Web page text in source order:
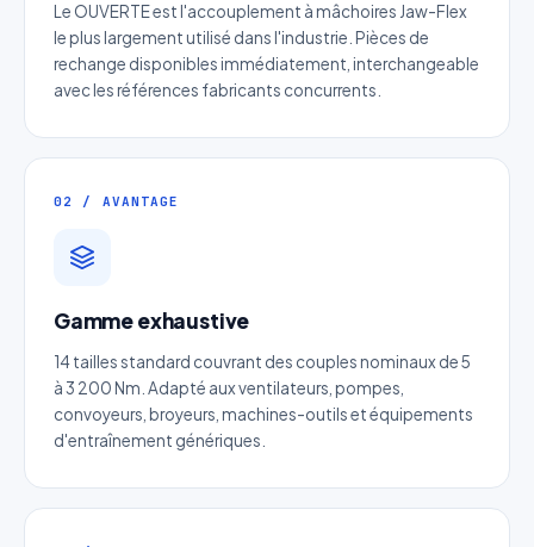
Le OUVERTE est l'accouplement à mâchoires Jaw-Flex
le plus largement utilisé dans l'industrie. Pièces de
rechange disponibles immédiatement, interchangeable
avec les références fabricants concurrents.
02 / AVANTAGE
Gamme exhaustive
14 tailles standard couvrant des couples nominaux de 5
à 3 200 Nm. Adapté aux ventilateurs, pompes,
convoyeurs, broyeurs, machines-outils et équipements
d'entraînement génériques.
synchrone ouverte
Réponse sous 24h — Sans engagement
Nom complet*
Entreprise